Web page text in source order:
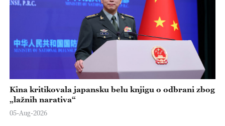
Kina kritikovala japansku belu knjigu o odbrani zbog
„lažnih narativa“
05-Aug-2026